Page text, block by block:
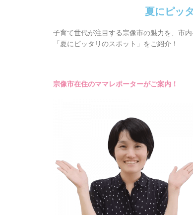
夏にピッ
子育て世代が注目する宗像市の魅力を、市
「夏にピッタリのスポット」をご紹介！
宗像市在住のママレポーターがご案内！